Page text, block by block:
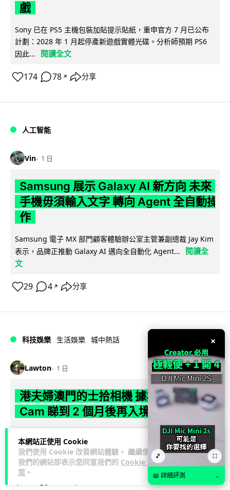
本網站正使用 Cookie
我們使用 Cookie 改善網站體驗。 繼續使用
我們的網站即表示您同意我們的 Cookie 政
策 。
戲
Sony 已在 PS5 主機包裝加貼提示貼紙，重申官方 7 月已公布
計劃：2028 年 1 月起停產新遊戲實體光碟。分析師預期 PS6
因此...
閱讀全文
174 78 ↗ 分享
人工智能
Vin 1 日
Samsung 展示 Galaxy AI 新方向 未來
手機毋須輸入文字 轉向 Agent 全自動操
作
Samsung 電子 MX 部門顧客體驗辦公室主管兼副總裁 Jay Kim
表示，品牌正推動 Galaxy AI 邁向全自動化 Agent...
閱讀全
文
29 4 ↗ 分享
科技娛樂 生活娛樂 城中熱話
Lawton 1 日
港夫婦澳門的士拾相機 據為己有被的士
Cam 睇到 2 個月後再入境被捕
一對香港夫婦今年 5 月遊澳門乘的士拾獲他人遺留相機及電
池，拾遺不報並帶返香港自用。兩人本月 2 日經港珠澳大橋再
次入境澳門時，被治安警察局...
閱讀全文
×
🎵 ⛶
📖 詳細評測 →